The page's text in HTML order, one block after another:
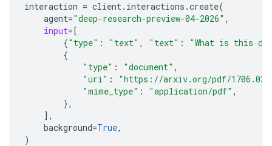
interaction = client. interactions .create(
agent="deep-research-preview-04-2026" ,
input=[
{"type" : "text" , "text" :
"What is this
{
"type" : "document" ,
"uri" :
"https://arxiv.org/pdf/
"mime_type" : "application/pdf" ,
},
],
background=True,
)